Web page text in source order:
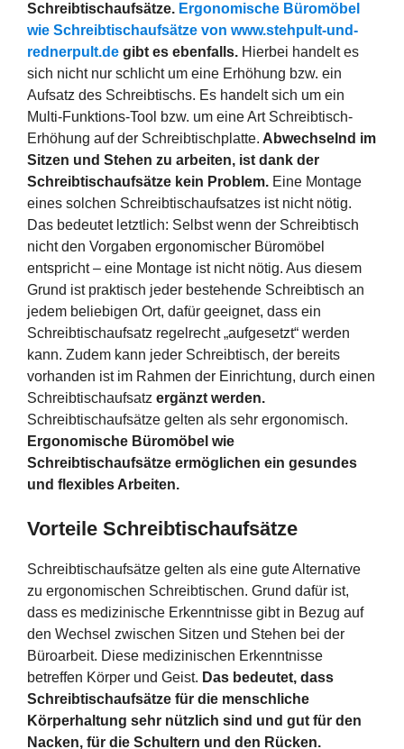
Schreibtischaufsätze. Ergonomische Büromöbel
wie Schreibtischaufsätze von www.stehpult-und-
rednerpult.de gibt es ebenfalls. Hierbei handelt es
sich nicht nur schlicht um eine Erhöhung bzw. ein
Aufsatz des Schreibtischs. Es handelt sich um ein
Multi-Funktions-Tool bzw. um eine Art Schreibtisch-
Erhöhung auf der Schreibtischplatte. Abwechselnd im
Sitzen und Stehen zu arbeiten, ist dank der
Schreibtischaufsätze kein Problem. Eine Montage
eines solchen Schreibtischaufsatzes ist nicht nötig.
Das bedeutet letztlich: Selbst wenn der Schreibtisch
nicht den Vorgaben ergonomischer Büromöbel
entspricht – eine Montage ist nicht nötig. Aus diesem
Grund ist praktisch jeder bestehende Schreibtisch an
jedem beliebigen Ort, dafür geeignet, dass ein
Schreibtischaufsatz regelrecht „aufgesetzt“ werden
kann. Zudem kann jeder Schreibtisch, der bereits
vorhanden ist im Rahmen der Einrichtung, durch einen
Schreibtischaufsatz ergänzt werden.
Schreibtischaufsätze gelten als sehr ergonomisch.
Ergonomische Büromöbel wie
Schreibtischaufsätze ermöglichen ein gesundes
und flexibles Arbeiten.
Vorteile Schreibtischaufsätze
Schreibtischaufsätze gelten als eine gute Alternative
zu ergonomischen Schreibtischen. Grund dafür ist,
dass es medizinische Erkenntnisse gibt in Bezug auf
den Wechsel zwischen Sitzen und Stehen bei der
Büroarbeit. Diese medizinischen Erkenntnisse
betreffen Körper und Geist. Das bedeutet, dass
Schreibtischaufsätze für die menschliche
Körperhaltung sehr nützlich sind und gut für den
Nacken, für die Schultern und den Rücken.